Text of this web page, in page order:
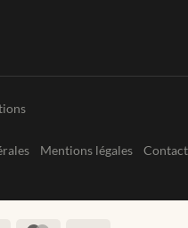
Mentions légales Contact